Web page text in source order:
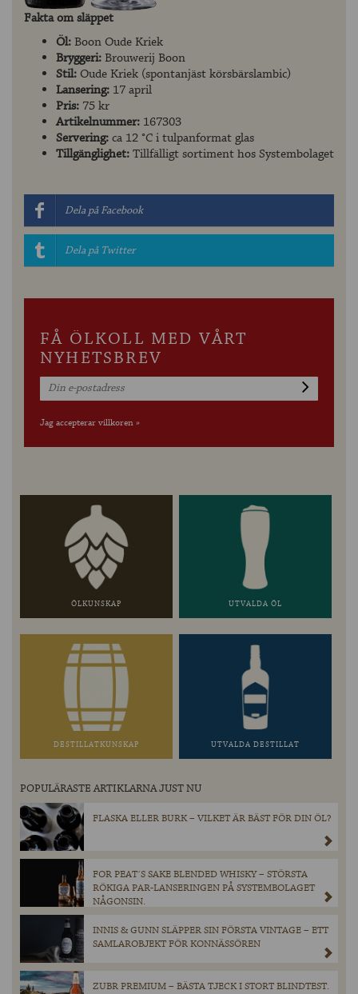
Fakta om släppet
Öl:Boon Oude Kriek
Bryggeri:Brouwerij Boon
Stil: Oude Kriek (spontanjäst körsbärslambic)
Lansering: 17 april
Pris: 75 kr
Artikelnummer: 167303
Servering:ca 12 °C i tulpanformat glas
Tillgänglighet:Tillfälligt sortiment hos Systembolaget
Dela på Facebook
Dela på Twitter
FÅ ÖLKOLL MED VÅRT
NYHETSBREV
Jag accepterar villkoren »
ÖLKUNSKAP UTVALDA ÖL
DESTILLATKUNSKAP UTVALDA DESTILLAT
POPULÄRASTE ARTIKLARNA JUST NU
FLASKA ELLER BURK – VILKET ÄR BÄST FÖR DIN ÖL?
FOR PEAT´S SAKE BLENDED WHISKY – STÖRSTA
RÖKIGA PAR-LANSERINGEN PÅ SYSTEMBOLAGET
NÅGONSIN.
INNIS & GUNN SLÄPPER SIN FÖRSTA VINTAGE – ETT
SAMLAROBJEKT FÖR KONNÄSSÖREN
ZUBR PREMIUM – BÄSTA TJECK I STORT BLINDTEST.